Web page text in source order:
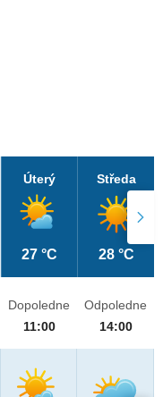
Úterý
27 °C
Středa
28 °C
Dopoledne
11:00
Odpoledne
14:00